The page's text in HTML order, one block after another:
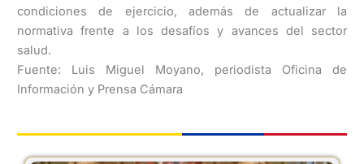
condiciones de ejercicio, además de actualizar la
normativa frente a los desafíos y avances del sector
salud.
Fuente: Luis Miguel Moyano, periodista Oficina de
Información y Prensa Cámara